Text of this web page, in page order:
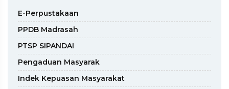
E-Perpustakaan
PPDB Madrasah
PTSP SIPANDAI
Pengaduan Masyarak
Indek Kepuasan Masyarakat